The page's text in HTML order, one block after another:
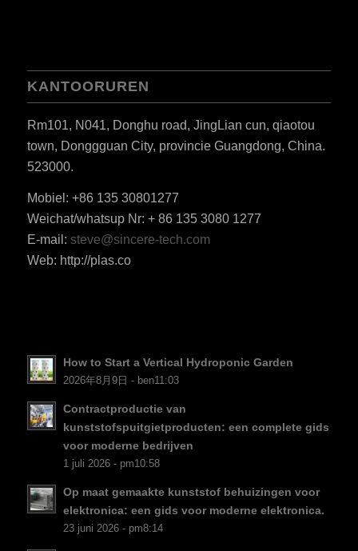
KANTOORUREN
Rm101, N041, Donghu road, JingLian cun, qiaotou
town, Donggguan City, provincie Guangdong, China.
523000.
Mobiel: +86 135 30801277
Weichat/whatsup Nr: + 86 135 3080 1277
E-mail: steve@sincere-tech.com
Web: http://plas.co
How to Start a Vertical Hydroponic Garden
2026年8月9日 - ben11:03
Contractproductie van
kunststofspuitgietproducten: een complete gids
voor moderne bedrijven
1 juli 2026 - pm10:58
Op maat gemaakte kunststof behuizingen voor
elektronica: een gids voor moderne elektronica.
23 juni 2026 - pm8:14
ES
JA
KO
PT
CS
DA
FI
RO
ES_MX